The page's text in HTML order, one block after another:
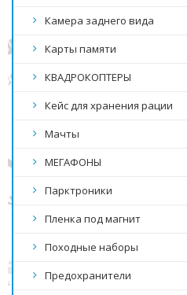
Камера заднего вида
Карты памяти
КВАДРОКОПТЕРЫ
Кейс для хранения рации
Мачты
МЕГАФОНЫ
Парктроники
Пленка под магнит
Походные наборы
Предохранители